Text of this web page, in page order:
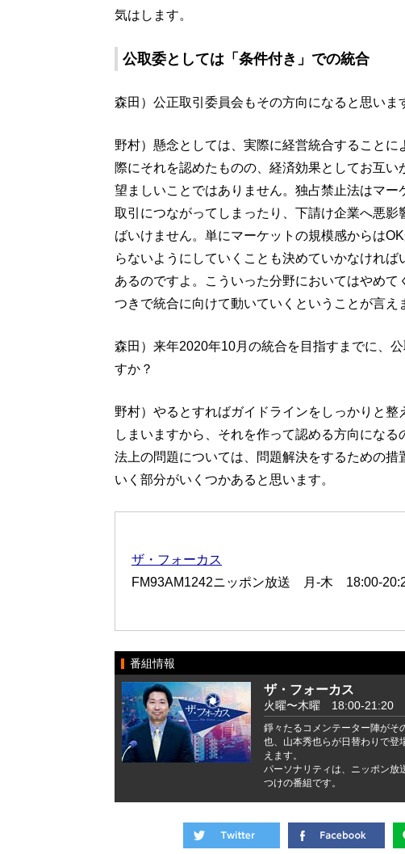
気はします。
公取委としては「条件付き」での統合
森田）公正取引委員会もその方向になると思いま
野村）懸念としては、実際に経営統合すること
際にそれを認めたものの、経済効果としてお互
望ましいことではありません。独占禁止法はマ
取引につながってしまったり、下請け企業へ悪
ばいけません。単にマーケットの規模感からは
らないようにしていくことも決めていかなけれ
あるのですよ。こういった分野においてはやめ
つきで統合に向けて動いていくということが言え
森田）来年2020年10月の統合を目指すまでに、
すか？
野村）やるとすればガイドラインをしっかりと
しまいますから、それを作って認める方向にな
法上の問題については、問題解決をするための
いく部分がいくつかあると思います。
ザ・フォーカス
FM93AM1242ニッポン放送 月-木 18:00-
番組情報
ザ・フォーカス
火曜〜木曜 18:00-21:20
錚々たるコメンテーター陣がそ
也、山本秀也らが日替わりで登
えます。
パーソナリティは、ニッポン放
つけの番組です。